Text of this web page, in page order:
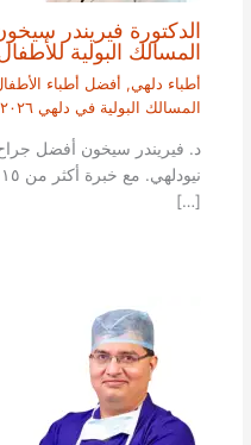
الدكتورة فيريندر
المسالك البولية
أطباء دلهي, أفضل أطباء الأطفال
المسالك البولية في دلهي ٢٠٢٦
د. فيريندر سيخون أفضل جراح
[…]